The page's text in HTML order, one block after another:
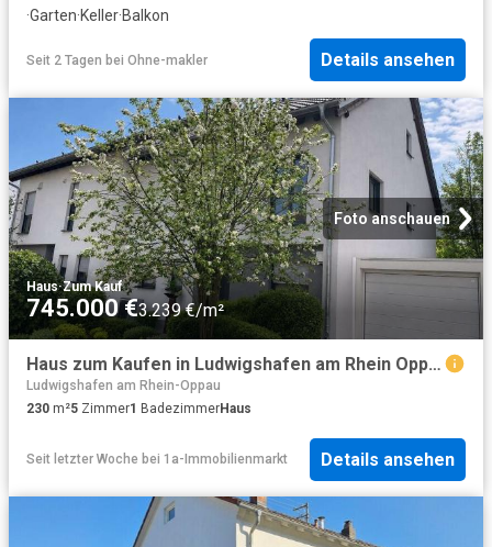
·Garten·Keller·Balkon
Seit 2 Tagen bei Ohne-makler Details ansehen
Foto anschauen
Haus·Zum Kauf
745.000 €3.239 €/m²
Haus zum Kaufen in Ludwigshafen am Rhein Oppau 745.000,00 EUR 230 m²
Ludwigshafen am Rhein-Oppau
230 m²5 Zimmer1 BadezimmerHaus
Seit letzter Woche bei 1a-Immobilienmarkt Details ansehen